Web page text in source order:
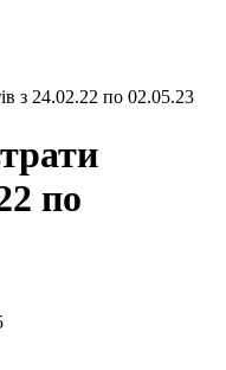
з 24.02.22 по 02.05.23
по